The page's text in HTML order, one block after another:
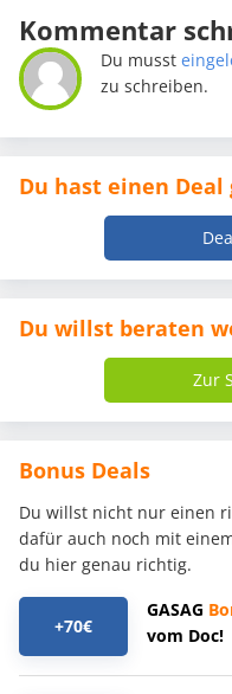
Kommentar
Du musst
zu schreiben.
Du hast einen Deal
Du willst beraten
Zur
Bonus Deals
Du willst nicht nur einen
dafür auch noch mit
du hier genau richtig.
+70€
GASAG
vom Doc!